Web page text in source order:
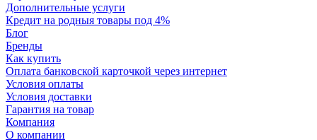
Дополнительные услуги
Кредит на родныя товары под 4%
Блог
Бренды
Как купить
Оплата банковской карточкой через интернет
Условия оплаты
Условия доставки
Гарантия на товар
Компания
О компании